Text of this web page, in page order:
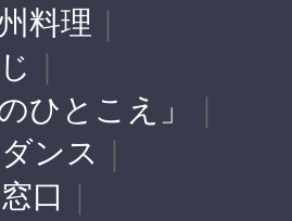
料理 ｜
｜
ひとこえ」
｜
ンス ｜
口 ｜